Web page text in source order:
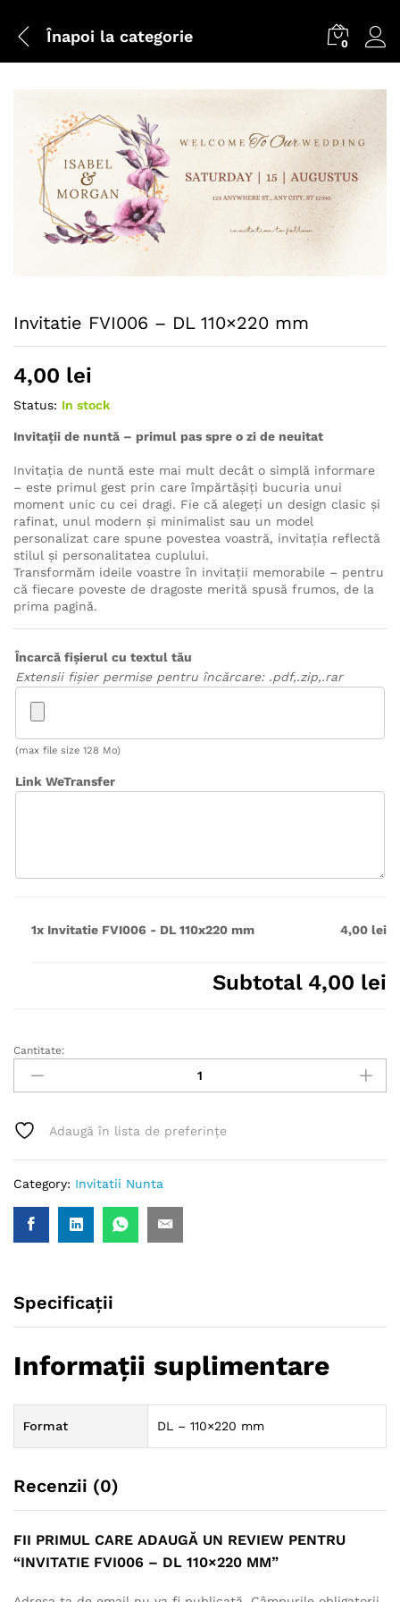
Înapoi la categorie 0
Invitatie FVI006 – DL 110×220 mm
4,00 lei
Status: In stock
Invitații de nuntă – primul pas spre o zi de neuitat
Invitația de nuntă este mai mult decât o simplă informare
– este primul gest prin care împărtășiți bucuria unui
moment unic cu cei dragi. Fie că alegeți un design clasic și
rafinat, unul modern și minimalist sau un model
personalizat care spune povestea voastră, invitația reflectă
stilul și personalitatea cuplului.
Transformăm ideile voastre în invitații memorabile – pentru
că fiecare poveste de dragoste merită spusă frumos, de la
prima pagină.
Încarcă fișierul cu textul tău
Extensii fișier permise pentru încărcare: .pdf,.zip,.rar
(max file size 128 Mo)
Link WeTransfer
1x Invitatie FVI006 - DL 110x220 mm 4,00 lei
Subtotal 4,00 lei
Invitatie
FVI006
-
110x220
Cantitate:
Adaugă în lista de preferințe
Category: Invitatii Nunta
Specificații
Informații suplimentare
Format DL – 110×220 mm
Recenzii (0)
FII PRIMUL CARE ADAUGĂ UN REVIEW PENTRU
“INVITATIE FVI006 – DL 110×220 MM”